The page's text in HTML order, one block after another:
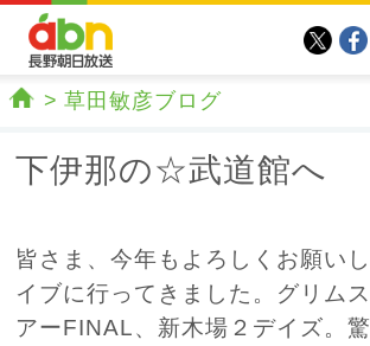
草田敏彦ブログ
下伊那の☆武道館へ
皆さま、今年もよろしくお願い
イブに行ってきました。グリム
アーFINAL、新木場２デイズ。